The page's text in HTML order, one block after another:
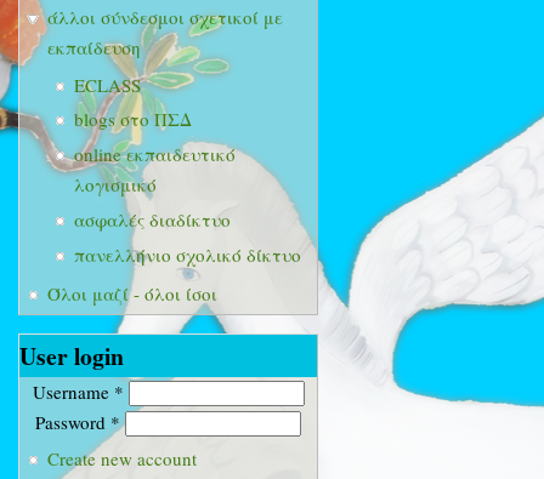
άλλοι σύνδεσμοι σχετικοί με
εκπαίδευση
ECLASS
blogs στο ΠΣΔ
online εκπαιδευτικό
λογισμικό
ασφαλές διαδίκτυο
πανελλήνιο σχολικό δίκτυο
Όλοι μαζί - όλοι ίσοι
User login
Username *
Password *
Create new account